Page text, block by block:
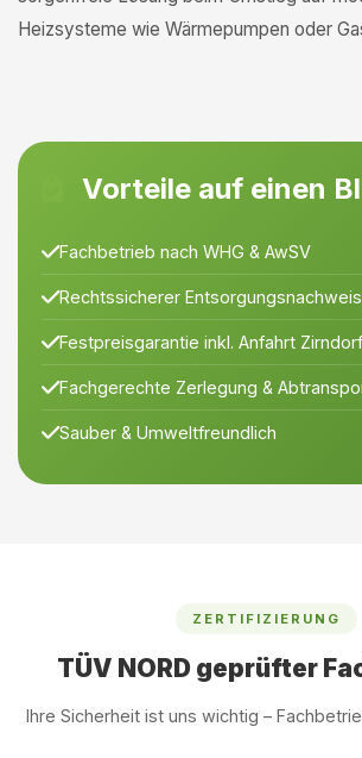
Heizsysteme wie Wärmepumpen oder
Vorteile auf einen
Fachbetrieb nach WHG & AwSV
Rechtssicherer Entsorgungsnachweis
Festpreisgarantie inkl. Anfahrt Zirndorf
Fachgerechte Zerlegung &
Sauber & Umweltfreundlich
ZERTIFIZIERUNG
TÜV NORD geprüfter
Ihre Sicherheit ist uns wichtig –